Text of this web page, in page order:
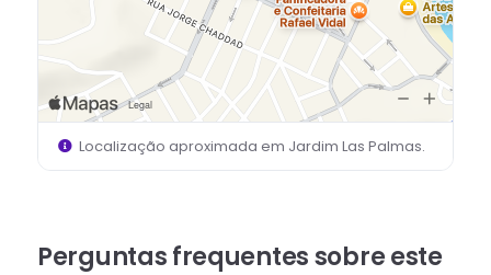
Localização aproximada em Jardim Las Palmas.
Perguntas frequentes sobre este